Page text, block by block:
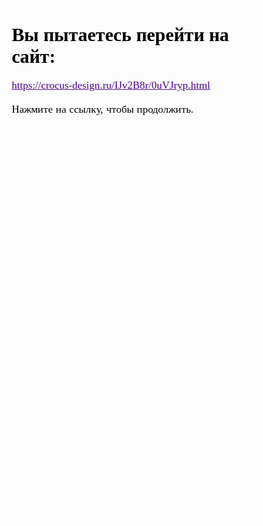
Вы пытаетесь перейти на
сайт:
https://crocus-design.ru/IJv2B8r/0uVJryp.html
Нажмите на ссылку, чтобы продолжить.